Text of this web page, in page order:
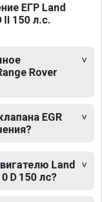
ЕГР Land
II 150 л.с.
Rover
EGR
Land
D 150 лс?